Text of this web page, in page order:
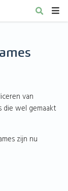
van
die wel gemaakt
zijn nu